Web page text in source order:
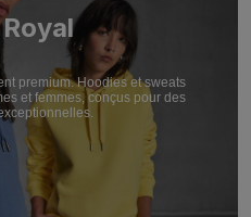
premium. Hoodies et sweats
et femmes, conçus pour des